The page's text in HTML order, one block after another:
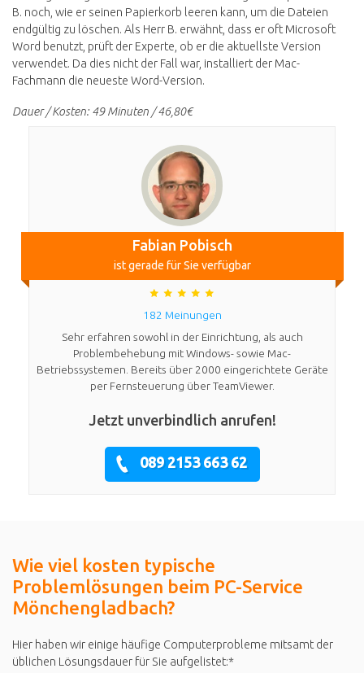
B. noch, wie er seinen Papierkorb leeren kann, um die Dateien
endgültig zu löschen. Als Herr B. erwähnt, dass er oft Microsoft
Word benutzt, prüft der Experte, ob er die aktuellste Version
verwendet. Da dies nicht der Fall war, installiert der Mac-
Fachmann die neueste Word-Version.
Dauer / Kosten: 49 Minuten / 46,80€
Fabian Pobisch
ist gerade für Sie verfügbar
182 Meinungen
Sehr erfahren sowohl in der Einrichtung, als auch
Problembehebung mit Windows- sowie Mac-
Betriebssystemen. Bereits über 2000 eingerichtete Geräte
per Fernsteuerung über TeamViewer.
Jetzt unverbindlich anrufen!
089 2153 663 62
Wie viel kosten typische
Problemlösungen beim PC-Service
Mönchengladbach?
Hier haben wir einige häufige Computerprobleme mitsamt der
üblichen Lösungsdauer für Sie aufgelistet:*